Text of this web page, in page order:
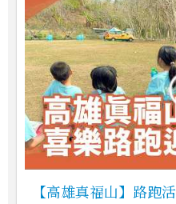
【高雄真福山】路跑